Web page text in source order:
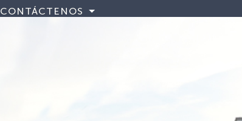
CONTÁCTENOS